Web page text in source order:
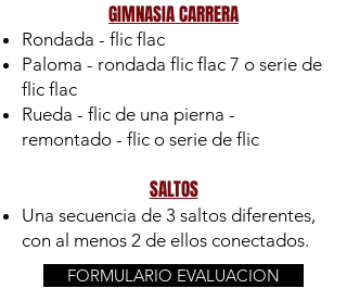
GIMNASIA CARRERA
Rondada - flic flac
Paloma - rondada flic flac 7 o serie de
flic flac
Rueda - flic de una pierna -
remontado - flic o serie de flic
SALTOS
Una secuencia de 3 saltos diferentes,
con al menos 2 de ellos conectados.
FORMULARIO EVALUACION